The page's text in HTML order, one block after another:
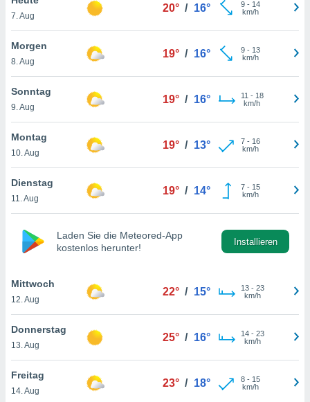
oder
Partner
es uns
das
der
Profil zu
Ihnen
finden
. Sie
jederzeit
Sie
7. Aug
20° / 16° 9- 14
km/h
Morgen
8. Aug
19° / 16° 9- 13
km/h
Sonntag
9. Aug
19° / 16° 11 - 18
km/h
Montag
10. Aug
19° / 13° 7- 16
km/h
Dienstag
11. Aug
19° / 14° 7- 15
km/h
Laden Sie die Meteored-App
kostenlos herunter!
Installieren
Mittwoch
12. Aug
22° / 15° 13- 23
km/h
Donnerstag
13. Aug
25° / 16° 14- 23
km/h
Freitag
14. Aug
23° / 18° 8- 15
km/h